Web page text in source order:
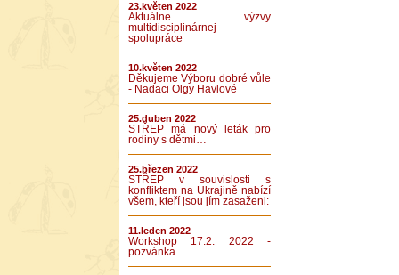
23.květen 2022
Aktuálne výzvy
multidisciplinárnej
spolupráce
10.květen 2022
Děkujeme Výboru dobré vůle
- Nadaci Olgy Havlové
25.duben 2022
STŘEP má nový leták pro
rodiny s dětmi…
25.březen 2022
STŘEP v souvislosti s
konfliktem na Ukrajině nabízí
všem, kteří jsou jím zasaženi:
11.leden 2022
Workshop 17.2. 2022 -
pozvánka